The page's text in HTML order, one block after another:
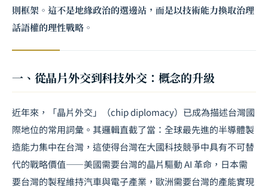
則框架。這不是地緣政治的選邊站，而是以技術能力換取治理
話語權的理性戰略。
一、從晶片外交到科技外交：概念的升級
近年來，「晶片外交」（chip diplomacy）已成為描述台灣國
際地位的常用詞彙。其邏輯直截了當：全球最先進的半導體製
造能力集中在台灣，這使得台灣在大國科技競爭中具有不可替
代的戰略價值——美國需要台灣的晶片驅動 AI 革命，日本需
要台灣的製程維持汽車與電子產業，歐洲需要台灣的產能實現